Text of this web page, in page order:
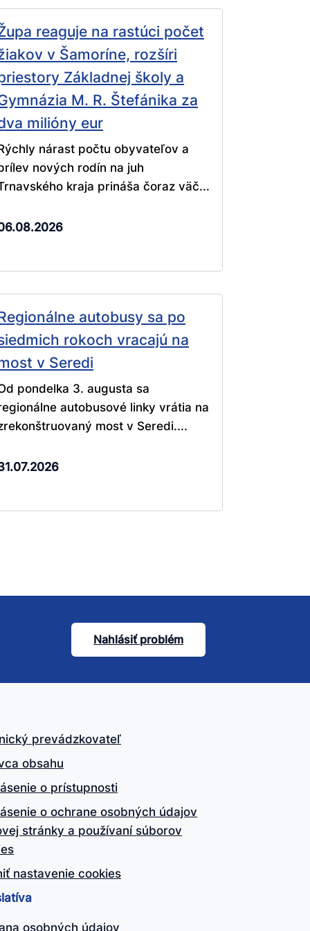
reaguje na rastúci počet
v Šamoríne, rozšíri
Základnej školy a
M. R. Štefánika za
milióny eur
nárast počtu obyvateľov a
nových rodín na juh
kraja prináša čoraz väč...
autobusy sa po
rokoch vracajú na
v Seredi
pondelka 3. augusta sa
autobusové linky vrátia na
most v Seredi....
Nahlásiť problém
prevádzkovateľ
obsahu
o prístupnosti
o ochrane osobných údajov
stránky a používaní súborov
nastavenie cookies
osobných údajov